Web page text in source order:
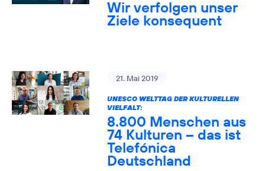
Wir verfolgen unser
Ziele konsequent
21. Mai 2019
UNESCO WELTTAG DER KULTURELLEN
VIELFALT:
8.800 Menschen aus
74 Kulturen – das ist
Telefónica
Deutschland